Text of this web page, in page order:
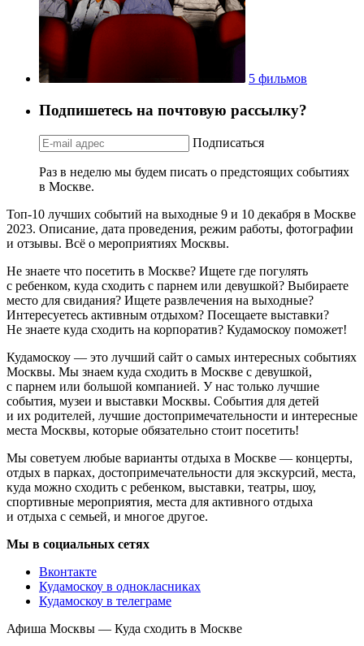
5 фильмов
Подпишетесь на почтовую рассылку?
Подписаться
Раз в неделю мы будем писать о предстоящих событиях
в Москве.
Топ-10 лучших событий на выходные 9 и 10 декабря в Москве
2023. Описание, дата проведения, режим работы, фотографии
и отзывы. Всё о мероприятиях Москвы.
Не знаете что посетить в Москве? Ищете где погулять
с ребенком, куда сходить с парнем или девушкой? Выбираете
место для свидания? Ищете развлечения на выходные?
Интересуетесь активным отдыхом? Посещаете выставки?
Не знаете куда сходить на корпоратив? Кудамоскоу поможет!
Кудамоскоу — это лучший сайт о самых интересных событиях
Москвы. Мы знаем куда сходить в Москве с девушкой,
с парнем или большой компанией. У нас только лучшие
события, музеи и выставки Москвы. События для детей
и их родителей, лучшие достопримечательности и интересные
места Москвы, которые обязательно стоит посетить!
Мы советуем любые варианты отдыха в Москве — концерты,
отдых в парках, достопримечательности для экскурсий, места,
куда можно сходить с ребенком, выставки, театры, шоу,
спортивные мероприятия, места для активного отдыха
и отдыха с семьей, и многое другое.
Мы в социальных сетях
Вконтакте
Кудамоскоу в однокласниках
Кудамоскоу в телеграме
Афиша Москвы — Куда сходить в Москве